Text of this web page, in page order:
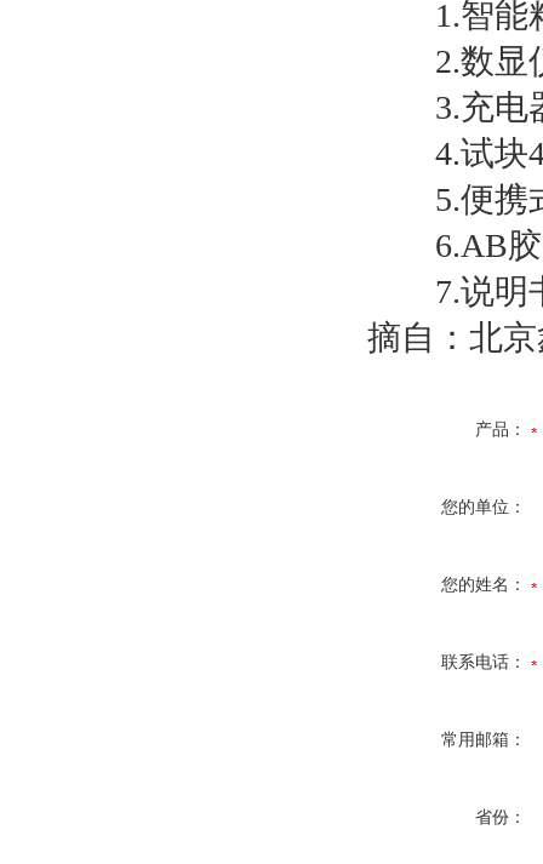
1.智能
2.数显
3.充电
4.试块
5.便携
6.AB胶
7.说明书
摘自：北
产品：
您的单位：
您的姓名：
联系电话：
常用邮箱：
省份：